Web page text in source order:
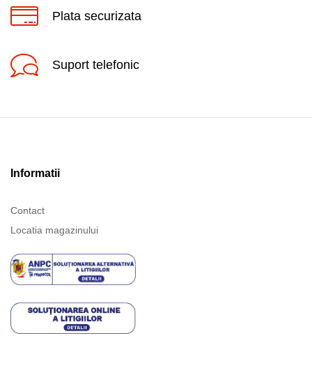
Plata securizata
Suport telefonic
Informatii
Contact
Locatia magazinului